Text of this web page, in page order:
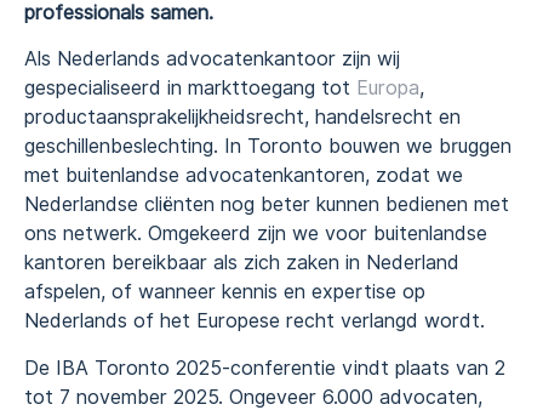
professionals samen.
Als Nederlands advocatenkantoor zijn wij
gespecialiseerd in markttoegang tot Europa,
productaansprakelijkheidsrecht, handelsrecht en
geschillenbeslechting. In Toronto bouwen we bruggen
met buitenlandse advocatenkantoren, zodat we
Nederlandse cliënten nog beter kunnen bedienen met
ons netwerk. Omgekeerd zijn we voor buitenlandse
kantoren bereikbaar als zich zaken in Nederland
afspelen, of wanneer kennis en expertise op
Nederlands of het Europese recht verlangd wordt.
De IBA Toronto 2025-conferentie vindt plaats van 2
tot 7 november 2025. Ongeveer 6.000 advocaten,